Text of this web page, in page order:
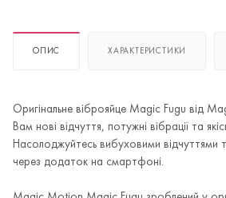
ОПИС ХАРАКТЕРИСТИКИ
Оригінальне віброяйце Magic Fugu від
Вам нові відчуття, потужні вібрації та
Насолоджуйтесь вибуховими відчуттями
через додаток на смартфоні.